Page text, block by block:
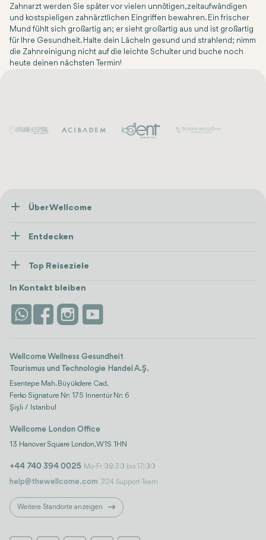
Zahnarzt werden Sie später vor vielen unnötigen, zeitaufwändigen
und kostspieligen zahnärztlichen Eingriffen bewahren. Ein frischer
Mund fühlt sich großartig an; er sieht großartig aus und ist großartig
für Ihre Gesundheit. Halte dein Lächeln gesund und strahlend; nimm
die Zahnreinigung nicht auf die leichte Schulter und buche noch
heute deinen nächsten Termin!
Über Wellcome
Presse
Vertrauen & Sicherheit
Kontaktieren Sie uns
Entdecken
Wellness
Unterkünfte
Attraktionen
Bewertungen
Top Reiseziele
Alle anzeigen
Istanbul
In Kontakt bleiben
Wellcome Wellness Gesundheit
Tourismus und Technologie Handel A.Ş.
Esentepe Mah. Büyükdere Cad.
Ferko Signature Nr: 175 Innentür Nr: 6
Şişli / Istanbul
Wellcome London Office
13 Hanover Square London, W1S 1HN
+44 740 394 0025 Mo-Fr 08:30 bis 17:00
help@thewellcome.com 7/24 Support-Team
Weitere Standorte anzeigen